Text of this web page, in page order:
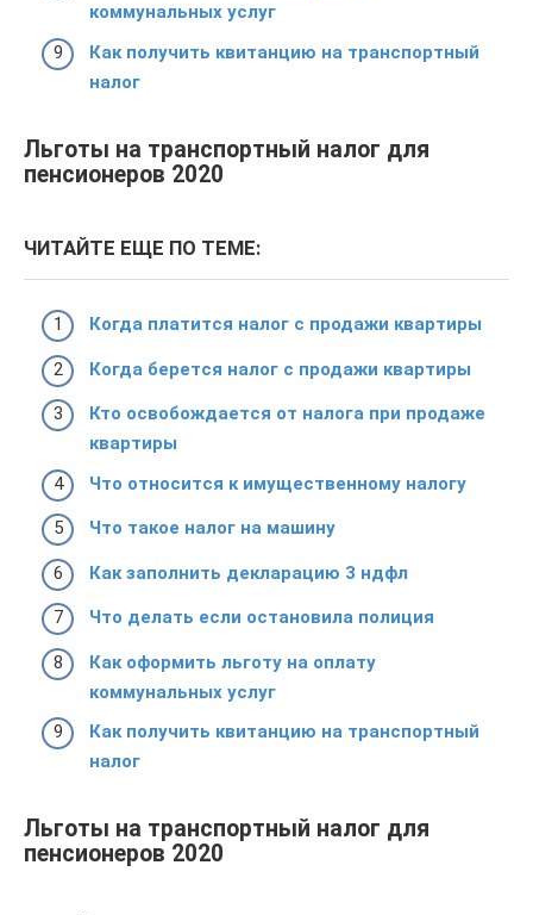
коммунальных услуг
Как получить квитанцию на транспортный
налог
Льготы на транспортный налог для
пенсионеров 2020
ЧИТАЙТЕ ЕЩЕ ПО ТЕМЕ:
Когда платится налог с продажи квартиры
Когда берется налог с продажи квартиры
Кто освобождается от налога при продаже
квартиры
Что относится к имущественному налогу
Что такое налог на машину
Как заполнить декларацию 3 ндфл
Что делать если остановила полиция
Как оформить льготу на оплату
коммунальных услуг
Как получить квитанцию на транспортный
налог
Льготы на транспортный налог для
пенсионеров 2020